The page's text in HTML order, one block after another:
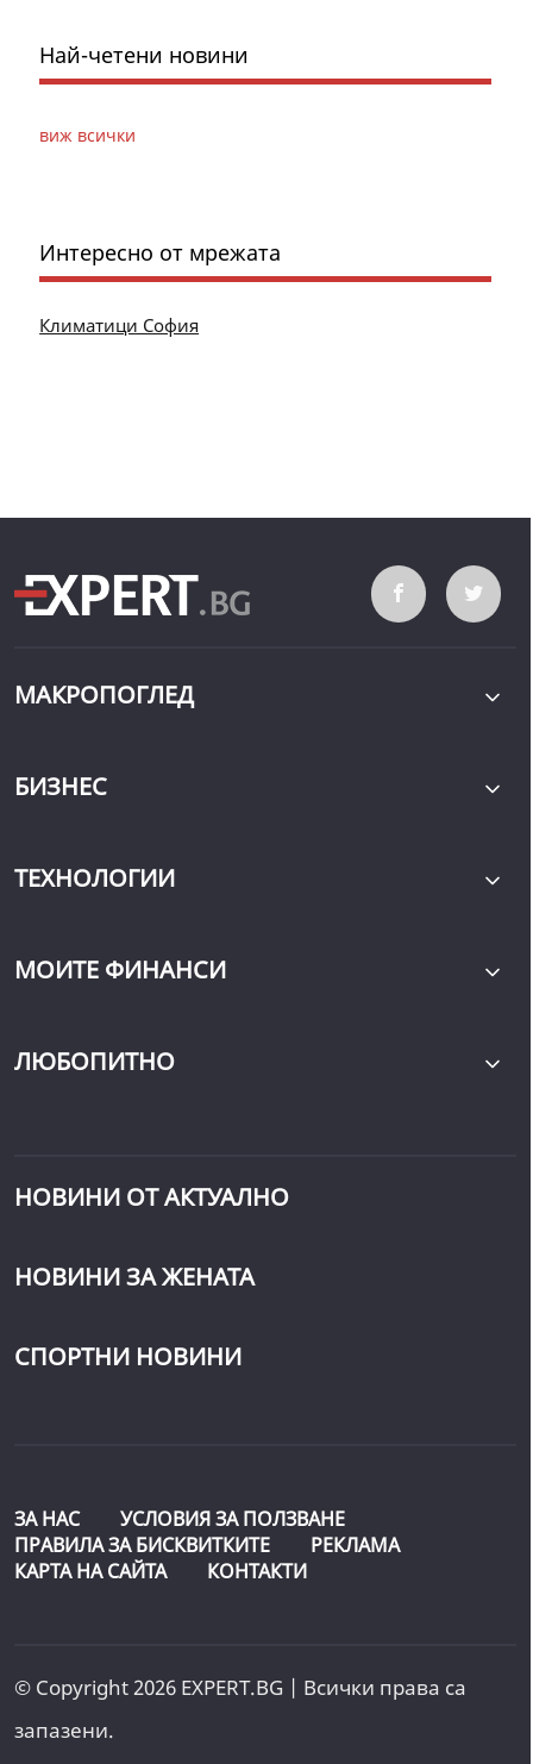
Най-четени новини
виж всички
Интересно от мрежата
Климатици София
МАКРОПОГЛЕД
БИЗНЕС
ТЕХНОЛОГИИ
МОИТЕ ФИНАНСИ
ЛЮБОПИТНО
НОВИНИ ОТ АКТУАЛНО
НОВИНИ ЗА ЖЕНАТА
СПОРТНИ НОВИНИ
ЗА НАС
УСЛОВИЯ ЗА ПОЛЗВАНЕ
ПРАВИЛА ЗА БИСКВИТКИТЕ
РЕКЛАМА
КАРТА НА САЙТА
КОНТАКТИ
© Copyright 2026 EXPERT.BG | Всички права са
запазени.